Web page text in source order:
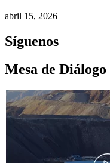
abril 15, 2026
Síguenos
Mesa de